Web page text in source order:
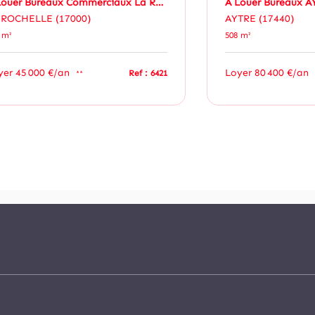
A Louer Bureaux Commerciaux La Rochelle 187 M²
(17000)
45 000 €/an ** Ref : 6421
A Louer Bureaux
AYTRE (17440)
508 m²
Loyer 80 400 €/an